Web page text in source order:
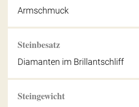
Armschmuck
Steinbesatz
Diamanten im Brillantschliff
Steingewicht